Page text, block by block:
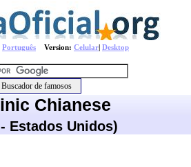
Português Version: Celular| Desktop
Chianese
Estados Unidos)